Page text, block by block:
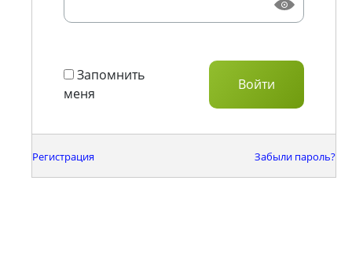
Запомнить
меня
Регистрация Забыли пароль?